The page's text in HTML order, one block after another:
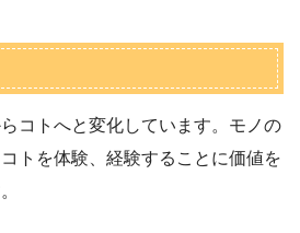
コトへと変化しています。モノの
トを体験、経験することに価値を